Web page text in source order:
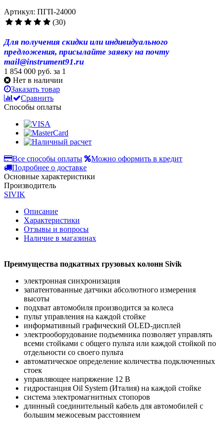
Артикул: ПГП-24000
(30)
Для получения скидки или индивидуального
предложения, присылайте заявку на почту
mail@instrument91.ru
1 854 000 руб. за 1
Нет в наличии
Заказать товар
Сравнить
Способы оплаты
Все способы оплаты
Можно оформить в кредит
Подробнее о доставке
Основные характеристики
Производитель
SIVIK
Описание
Характеристики
Отзывы и вопросы
Наличие в магазинах
Преимущества подкатных грузовых колонн Sivik
электронная синхронизация
запатентованные датчики абсолютного измерения
высоты
подхват автомобиля производится за колеса
пульт управления на каждой стойке
информативный графический OLED-дисплей
электрооборудование подъемника позволяет управлять
всеми стойками с общего пульта или каждой стойкой по
отдельности со своего пульта
автоматическое определение количества подключенных
стоек
управляющее напряжение 12 В
гидростанция Oil System (Италия) на каждой стойке
система электромагнитных стопоров
длинный соединительный кабель для автомобилей с
большим межосевым расстоянием